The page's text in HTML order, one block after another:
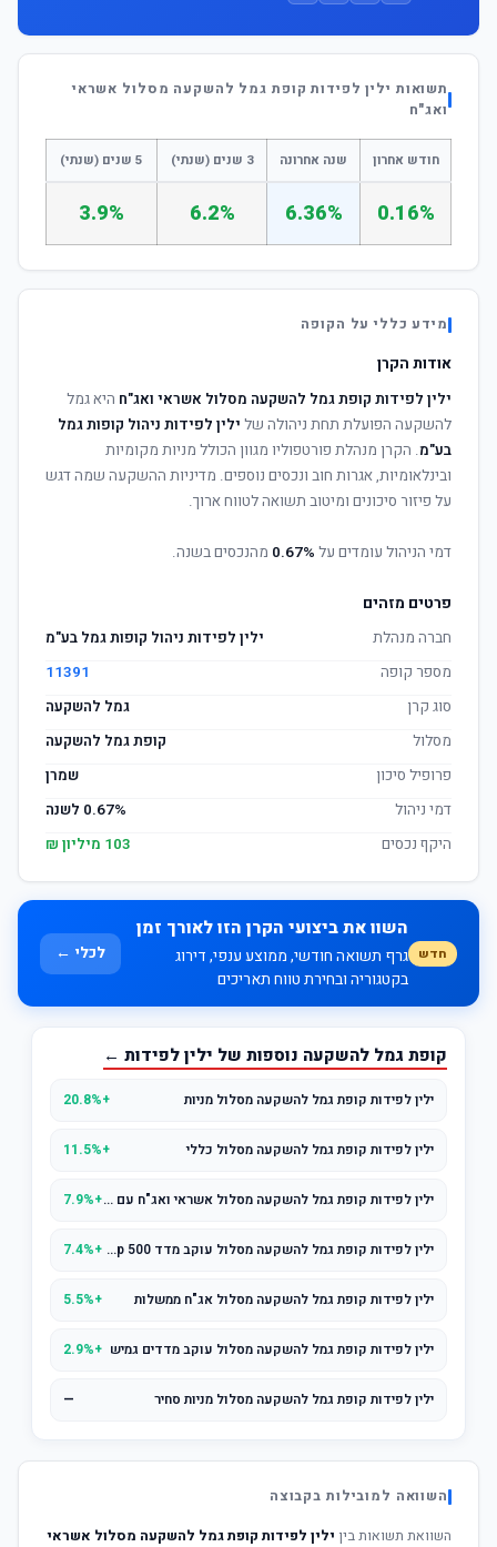
תשואות ילין לפידות קופת גמל להשקעה מסלול אשראי
ואג"ח
חודש אחרון שנה אחרונה 3 שנים (שנתי) 5 שנים (שנתי)
0.16%
6.36%
6.2%
3.9%
מידע כללי על הקופה
אודות הקרן
ילין לפידות קופת גמל להשקעה מסלול אשראי ואג"ח היא גמל
להשקעה הפועלת תחת ניהולה של ילין לפידות ניהול קופות גמל
בע"מ. הקרן מנהלת פורטפוליו מגוון הכולל מניות מקומיות
ובינלאומיות, אגרות חוב ונכסים נוספים. מדיניות ההשקעה שמה דגש
על פיזור סיכונים ומיטוב תשואה לטווח ארוך.
דמי הניהול עומדים על 0.67% מהנכסים בשנה.
פרטים מזהים
חברה מנהלת
ילין לפידות ניהול קופות גמל בע"מ
מספר קופה
11391
סוג קרן
גמל להשקעה
מסלול
קופת גמל להשקעה
פרופיל סיכון
שמרן
דמי ניהול
0.67% לשנה
היקף נכסים
103 מיליון ₪
חדש
השוו את ביצועי הקרן הזו לאורך זמן
גרף תשואה חודשי, ממוצע ענפי, דירוג
בקטגוריה ובחירת טווח תאריכים
לכלי ←
קופת גמל להשקעה נוספות של ילין לפידות ←
ילין לפידות קופת גמל להשקעה מסלול מניות +20.8%
ילין לפידות קופת גמל להשקעה מסלול כללי +11.5%
ילין לפידות קופת גמל להשקעה מסלול אשראי ואג"ח עם מניות (עד 25% מניות)+7.9%
ילין לפידות קופת גמל להשקעה מסלול עוקב מדד s&p 500 +7.4%
ילין לפידות קופת גמל להשקעה מסלול אג"ח ממשלות +5.5%
ילין לפידות קופת גמל להשקעה מסלול עוקב מדדים גמיש +2.9%
ילין לפידות קופת גמל להשקעה מסלול מניות סחיר —
השוואה למובילות בקבוצה
השוואת תשואות בין ילין לפידות קופת גמל להשקעה מסלול אשראי